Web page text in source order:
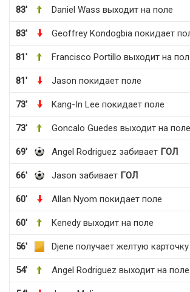
83' Daniel Wass выходит на поле
83' Geoffrey Kondogbia покидает
81' Francisco Portillo выходит на
81' Jason покидает поле
73' Kang-In Lee покидает поле
73' Goncalo Guedes выходит на поле
69' Angel Rodriguez забивает ГОЛ
66' Jason забивает ГОЛ
60' Allan Nyom покидает поле
60' Kenedy выходит на поле
56' Djene получает желтую карточку
54' Angel Rodriguez выходит на поле